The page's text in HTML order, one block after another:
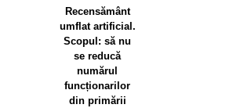
Recensământ
umflat artificial.
Scopul: să nu
se reducă
numărul
funcționarilor
din primării